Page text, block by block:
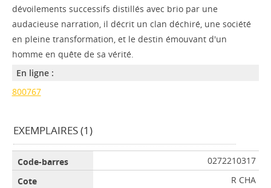
dévoilements successifs distillés avec brio par une
audacieuse narration, il décrit un clan déchiré, une société
en pleine transformation, et le destin émouvant d'un
homme en quête de sa vérité.
En ligne :
800767
EXEMPLAIRES (1)
0272210317
R CHA